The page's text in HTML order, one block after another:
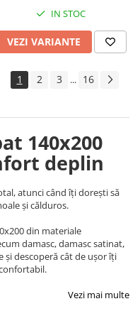
IN STOC
VEZI VARIANTE
1 2 3 ... 16
140x200
deplin
atunci când îți dorești să
și călduros.
din materiale
damasc, damasc satinat,
descoperă cât de ușor îți
Vezi mai multe